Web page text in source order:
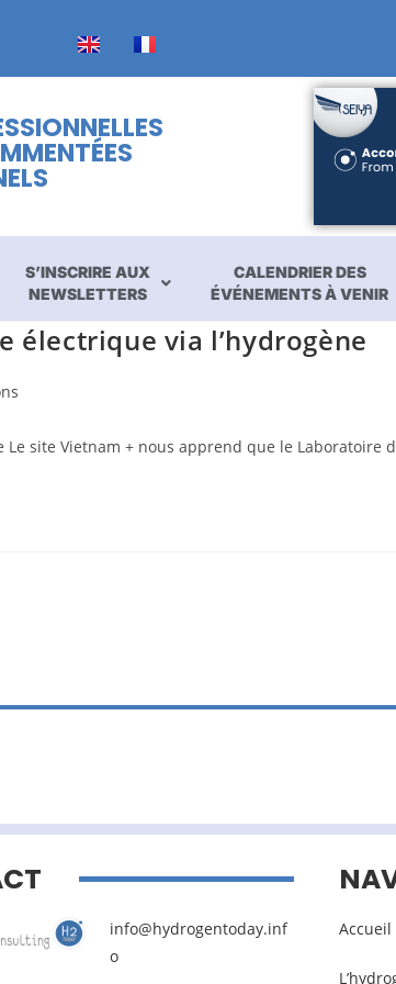
S’INSCRIRE AUX
NEWSLETTERS
CALENDRIER DES
ÉVÉNEMENTS À VENIR
électrique via l’hydrogène
site Vietnam + nous apprend que le
info@hydrogentoday.inf
o
Accueil